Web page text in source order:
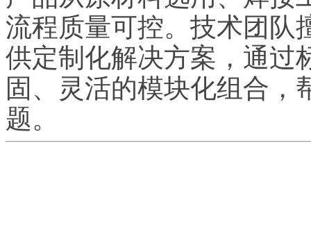
流程质量可控。技术团队
供定制化解决方案，通过
固、灵活的模块化组合，
题。